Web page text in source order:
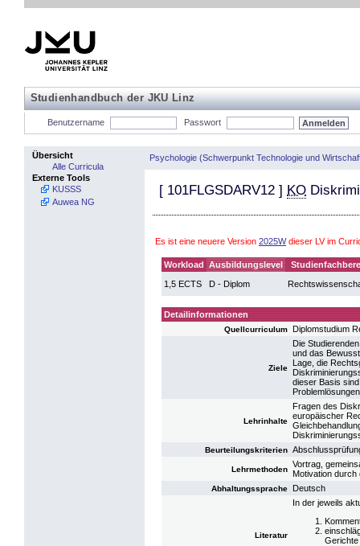
Studienhandbuch der JKU Linz
Benutzername Passwort
Übersicht
Alle Curricula
Externe Tools
KUSSS
Auwea NG
Psychologie (Schwerpunkt Technologie und
[ 101FLGSDARV12 ] KO
Es ist eine neuere Version 2025Wdieser LV im
Workload Ausbildungslevel
1,5 ECTS
D - Diplom
Detailinformationen
Quellcurriculum Diplomstudium
Ziele
Die
und das
Lage, die
dieser Basis
Lehrinhalte
Fragen des
europäischer
Beurteilungskriterien
Lehrmethoden
Vortrag,
Motivation durch
Abhaltungssprache Deutsch
Literatur
In der jeweils
Gerichte